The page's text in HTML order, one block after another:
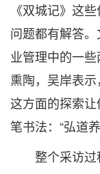
《双城记》这
问题都有解答
业管理中的一
熏陶，吴岸表示
这方面的探索
笔书法：“弘道养
整个采访